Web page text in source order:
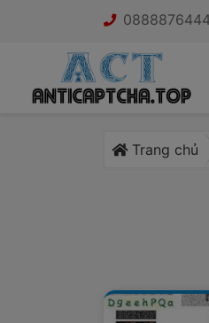
0888876444
Trang chủ